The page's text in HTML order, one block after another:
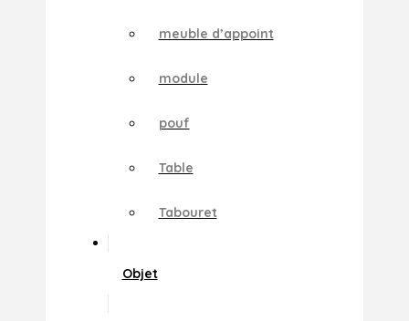
meuble d’appoint
module
pouf
Table
Tabouret
Objet